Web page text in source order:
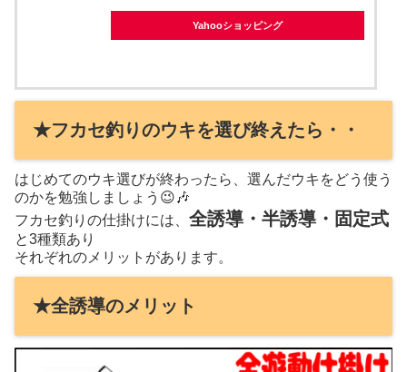
Yahooショッピング
★フカセ釣りのウキを選び終えたら・・
はじめてのウキ選びが終わったら、選んだウキをどう使う
のかを勉強しましょう😉🎶
フカセ釣りの仕掛けには、 全誘導・半誘導・固定式
と3種類あり
それぞれのメリットがあります。
★全誘導のメリット